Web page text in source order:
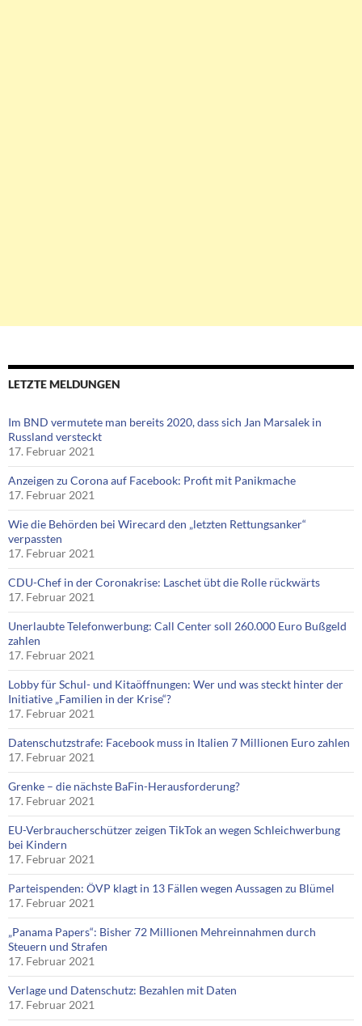
LETZTE MELDUNGEN
Im BND vermutete man bereits 2020, dass sich Jan Marsalek in
Russland versteckt
17. Februar 2021
Anzeigen zu Corona auf Facebook: Profit mit Panikmache
17. Februar 2021
Wie die Behörden bei Wirecard den „letzten Rettungsanker“
verpassten
17. Februar 2021
CDU-Chef in der Coronakrise: Laschet übt die Rolle rückwärts
17. Februar 2021
Unerlaubte Telefonwerbung: Call Center soll 260.000 Euro Bußgeld
zahlen
17. Februar 2021
Lobby für Schul- und Kitaöffnungen: Wer und was steckt hinter der
Initiative „Familien in der Krise“?
17. Februar 2021
Datenschutzstrafe: Facebook muss in Italien 7 Millionen Euro zahlen
17. Februar 2021
Grenke – die nächste BaFin-Herausforderung?
17. Februar 2021
EU-Verbraucherschützer zeigen TikTok an wegen Schleichwerbung
bei Kindern
17. Februar 2021
Parteispenden: ÖVP klagt in 13 Fällen wegen Aussagen zu Blümel
17. Februar 2021
„Panama Papers“: Bisher 72 Millionen Mehreinnahmen durch
Steuern und Strafen
17. Februar 2021
Verlage und Datenschutz: Bezahlen mit Daten
17. Februar 2021